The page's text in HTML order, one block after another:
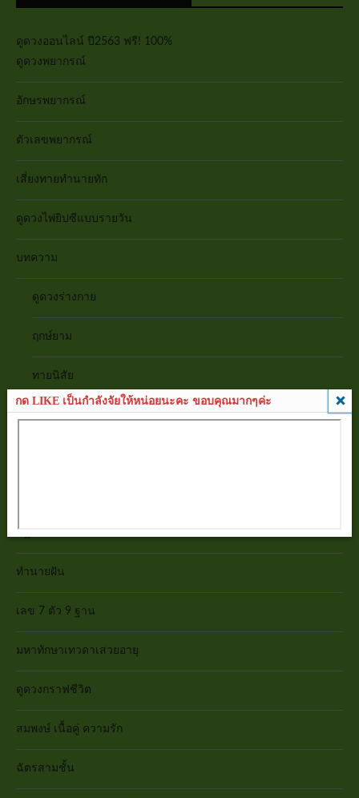
ดูดวงออนไลน์ ปี2563 ฟรี! 100%
ดูดวงพยากรณ์
อักษรพยากรณ์
ตัวเลขพยากรณ์
เสี่ยงทายทำนายทัก
ดูดวงไพ่ยิปซีแบบรายวัน
บทความ
ดูดวงร่างกาย
ฤกษ์ยาม
ทายนิสัย
เสริมดวงชะตา
ปฏิทิน 100 ปี
ทำนายฝัน
เลข 7 ตัว 9 ฐาน
มหาทักษาเทวดาเสวยอายุ
ดูดวงกราฟชีวิต
สมพงษ์ เนื้อคู่ ความรัก
ฉัตรสามชั้น
กด LIKE เป็นกำลังจัยให้หน่อยนะคะ ขอบคุณมากๆค่ะ